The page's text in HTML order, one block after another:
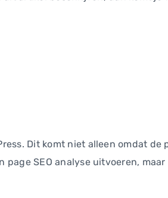
Dit komt niet alleen omdat de
SEO analyse uitvoeren, maar